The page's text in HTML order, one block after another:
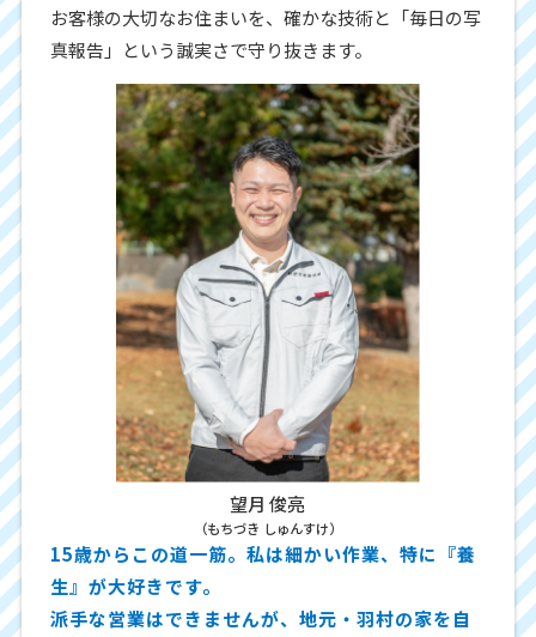
お客様の大切なお住まいを、確かな技術と「毎日の写
真報告」という誠実さで守り抜きます。
望月 俊亮
（もちづき しゅんすけ）
15歳からこの道一筋。私は細かい作業、特に『養
生』が大好きです。
派手な営業はできませんが、地元・羽村の家を自